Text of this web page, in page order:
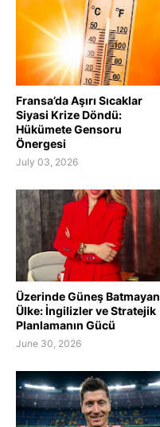
Fransa’da Aşırı Sıcaklar
Siyasi Krize Döndü:
Hükümete Gensoru
Önergesi
July 03, 2026
Üzerinde Güneş Batmayan
Ülke: İngilizler ve Stratejik
Planlamanın Gücü
June 30, 2026